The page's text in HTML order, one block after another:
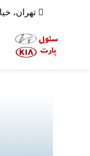
تهران،
صفحه اصلی